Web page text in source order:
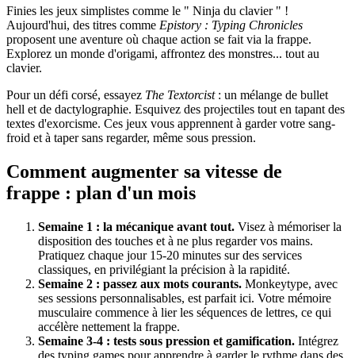
Finies les jeux simplistes comme le " Ninja du clavier " !
Aujourd'hui, des titres comme Epistory : Typing Chronicles
proposent une aventure où chaque action se fait via la frappe.
Explorez un monde d'origami, affrontez des monstres... tout au
clavier.
Pour un défi corsé, essayez The Textorcist: un mélange de bullet
hell et de dactylographie. Esquivez des projectiles tout en tapant des
textes d'exorcisme. Ces jeux vous apprennent à garder votre sang-
froid et à taper sans regarder, même sous pression.
Comment augmenter sa vitesse de
frappe : plan d'un mois
Semaine 1 : la mécanique avant tout. Visez à mémoriser la
disposition des touches et à ne plus regarder vos mains.
Pratiquez chaque jour 15-20 minutes sur des services
classiques, en privilégiant la précision à la rapidité.
Semaine 2 : passez aux mots courants. Monkeytype, avec
ses sessions personnalisables, est parfait ici. Votre mémoire
musculaire commence à lier les séquences de lettres, ce qui
accélère nettement la frappe.
Semaine 3-4 : tests sous pression et gamification. Intégrez
des typing games pour apprendre à garder le rythme dans des